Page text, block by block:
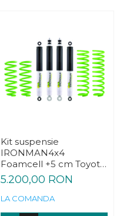
Kit suspensie
IRONMAN4x4
Foamcell +5 cm Toyota
Land Cruiser J70 1990-
1996
5.200,00 RON
LA COMANDA